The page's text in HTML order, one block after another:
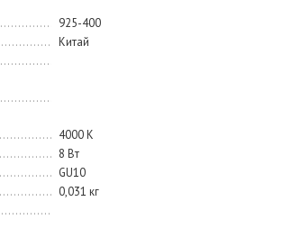
925-400
Китай
4000 K
8 Вт
GU10
0,031 кг